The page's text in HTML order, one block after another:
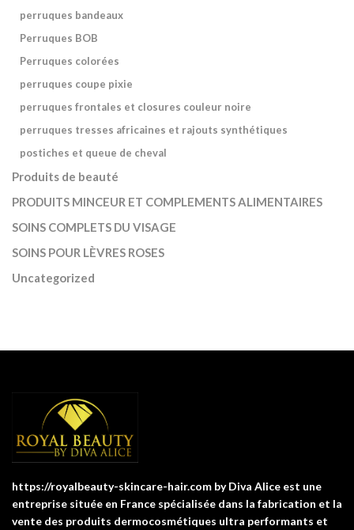
perruques bandeaux
Perruques BOB
Perruques colorées
perruques coupe pixie
perruques frontales et closures couleur noire
perruques tresses africaines et rajouts synthétiques
postiches et queue de cheval
Produits de beauté
PRODUITS MINCEUR ET COMPLEMENTS ALIMENTAIRES
SOINS COMPLETS DU VISAGE
SOINS POUR LÈVRES ROSES
Uncategorized
https://royalbeauty-skincare-hair.com by Diva Alice est une
entreprise située en France spécialisée dans la fabrication et la
vente des produits dermocosmétiques ultra performants et